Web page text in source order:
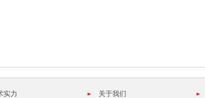
实力 关于我们